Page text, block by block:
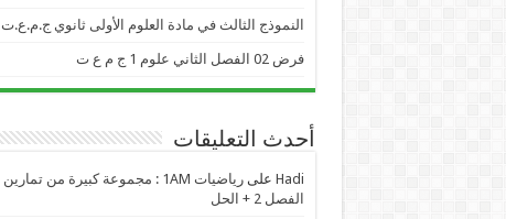
النموذج الثالث في مادة العلوم الأولى ثانوي ج.م.ع.ت
فرض 02 الفصل الثاني علوم 1 ج م ع ت
أحدث التعليقات
Hadi على
رياضيات 1AM : مجموعة كبيرة من تمارين
الفصل 2 + الحل